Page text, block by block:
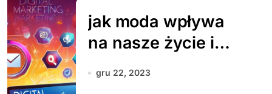
jak moda wpływa
na nasze życie i
najnowsze
gru 22, 2023